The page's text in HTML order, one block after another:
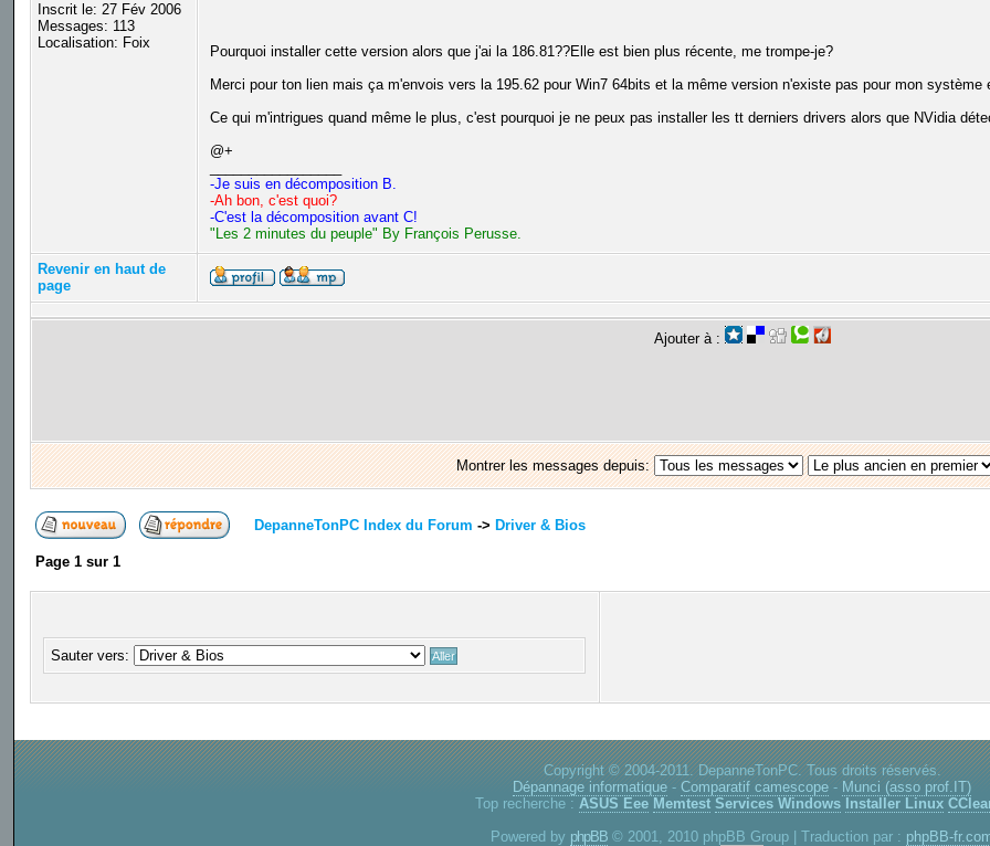
Inscrit le: 27 Fév 2006
Messages: 113
Localisation: Foix
Pourquoi installer cette version alors que j'ai la 186.81??Elle est bien plus récente, me trompe-je?
Merci pour ton lien mais ça m'envois vers la 195.62 pour Win7 64bits et la même version n'existe pas pour mon
Ce qui m'intrigues quand même le plus, c'est pourquoi je ne peux pas installer les tt derniers drivers alors que NVidia
@+
-Je suis en décomposition B.
-Ah bon, c'est quoi?
-C'est la décomposition avant C!
"Les 2 minutes du peuple" By François Perusse.
Revenir en haut de
page
Ajouter à :
Montrer les messages depuis:
DepanneTonPC Index du Forum -> Driver & Bios
Page 1sur 1
Sauter vers:
Copyright © 2004-2011. DepanneTonPC. Tous droits réservés.
Dépannage informatique -Comparatif camescope - Munci (asso prof.IT)
Top recherche : ASUS Eee Memtest Services Windows Installer Linux
Powered by phpBB © 2001, 2010 phpBB Group | Traduction par : phpBB-